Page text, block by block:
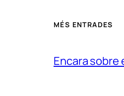
MÉS ENTRADES
Encara sobre